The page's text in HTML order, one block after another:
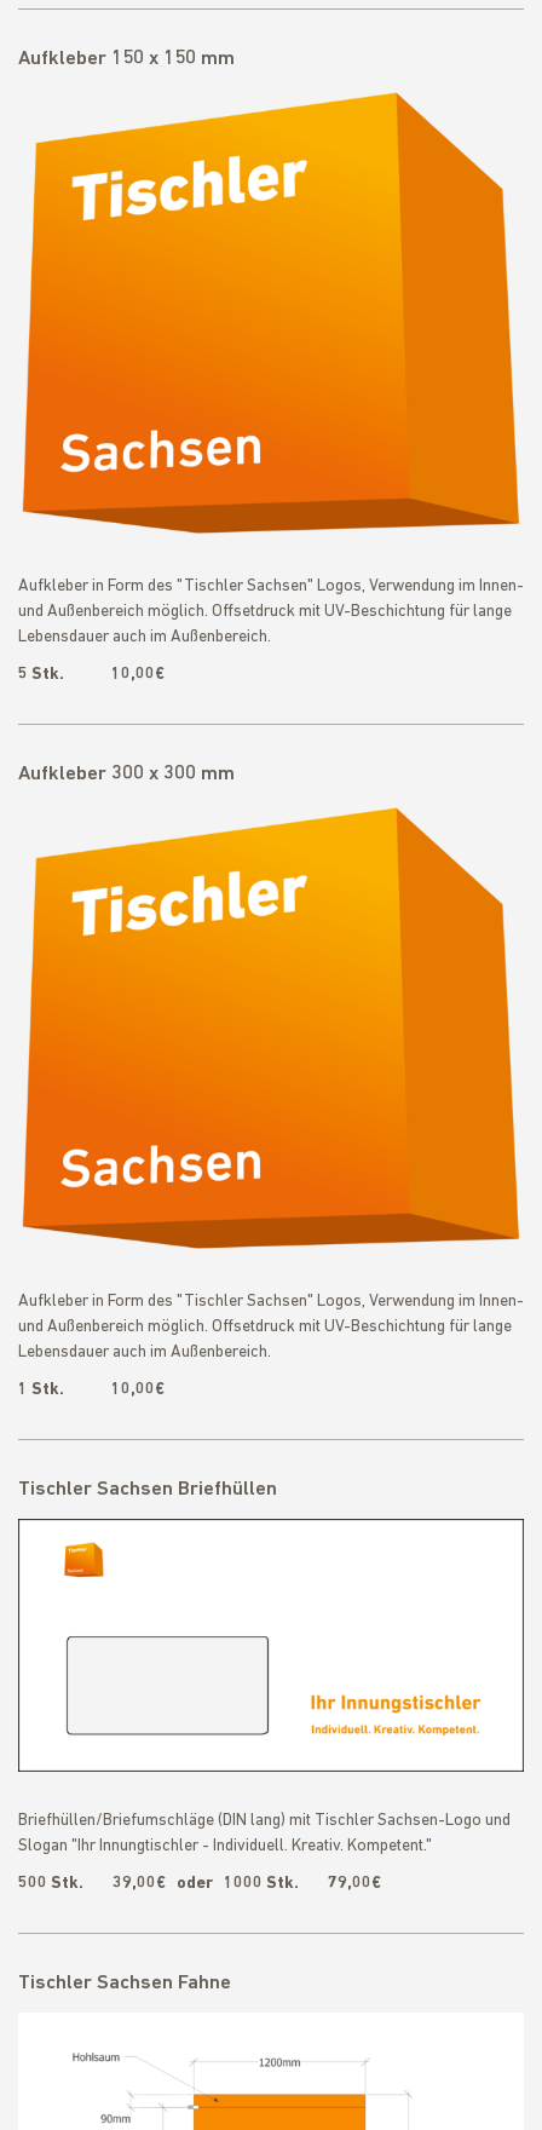
Aufkleber 150 x 150 mm
Aufkleber in Form des "Tischler Sachsen" Logos, Verwendung im Innen-
und Außenbereich möglich. Offsetdruck mit UV-Beschichtung für lange
Lebensdauer auch im Außenbereich.
5 Stk. 10,00€
Aufkleber 300 x 300 mm
Aufkleber in Form des "Tischler Sachsen" Logos, Verwendung im Innen-
und Außenbereich möglich. Offsetdruck mit UV-Beschichtung für lange
Lebensdauer auch im Außenbereich.
1 Stk. 10,00€
Tischler Sachsen Briefhüllen
Briefhüllen/Briefumschläge (DIN lang) mit Tischler Sachsen-Logo und
Slogan "Ihr Innungtischler - Individuell. Kreativ. Kompetent."
500 Stk. 39,00€ oder 1000 Stk. 79,00€
Tischler Sachsen Fahne